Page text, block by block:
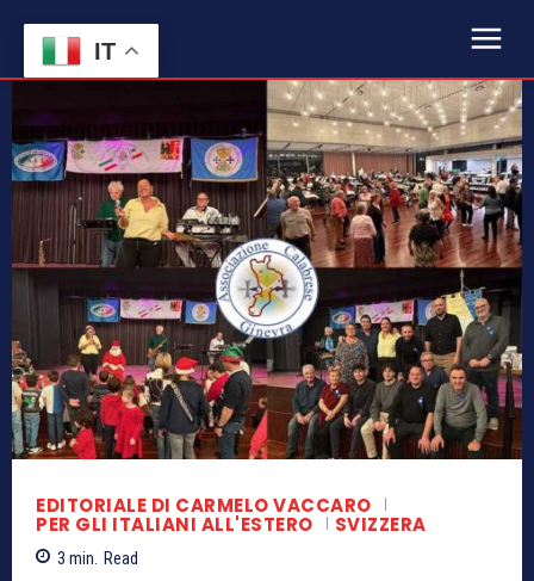
EDITORIALE DI CARMELO VACCARO
PER GLI ITALIANI ALL'ESTERO SVIZZERA
3 min. Read
IT